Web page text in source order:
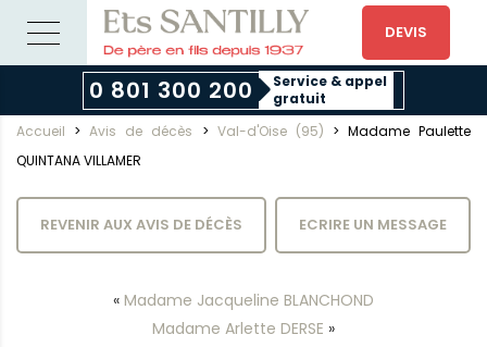
DEVIS
0 801 300 200
Service & appel
gratuit
Accueil >Avis de décès > Val-d'Oise (95) > Madame Paulette
QUINTANA VILLAMER
REVENIR AUX AVIS DE DÉCÈS ECRIRE UN MESSAGE
« Madame Jacqueline BLANCHOND
Madame Arlette DERSE »